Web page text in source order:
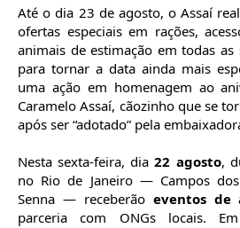
Até o dia 23 de agosto, o Assaí
ofertas especiais em rações,
animais de estimação em todas as
para tornar a data ainda mais
uma ação em homenagem ao
Caramelo Assaí, cãozinho que se
após ser “adotado” pela
Nesta sexta-feira, dia22 agosto,
no Rio de Janeiro — Campos
Senna — receberão eventos de
parceria com ONGs locais.